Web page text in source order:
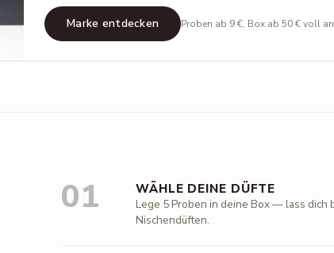
Marke entdecken Proben ab 9 €, Box ab 50 € voll
01 WÄHLE DEINE DÜFTE
Lege 5 Proben in deine Box — lass dich
Nischendüften.